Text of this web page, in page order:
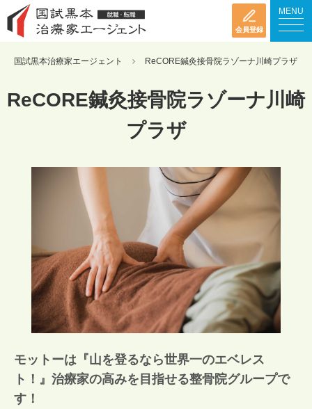
会員登録
MENU
国試黒本治療家エージェント ReCORE鍼灸接骨院ラゾーナ川崎プラザ
ReCORE鍼灸接骨院ラゾーナ川崎
プラザ
モットーは『山を登るなら世界一のエベレス
ト！』治療家の高みを目指せる整骨院グループで
す！